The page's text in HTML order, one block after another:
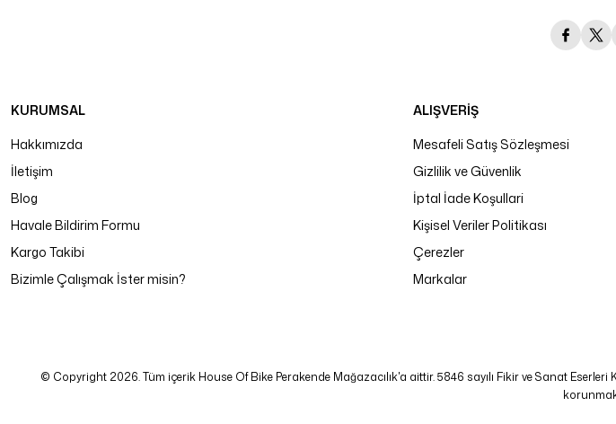
KURUMSAL
Hakkımızda
İletişim
Blog
Havale Bildirim Formu
Kargo Takibi
Bizimle Çalışmak İster misin?
ALIŞVERİŞ
Mesafeli Satış Sözleşmesi
Gizlilik ve Güvenlik
İptal İade Koşullari
Kişisel Veriler Politikası
Çerezler
Markalar
© Copyright 2026. Tüm içerik House Of Bike Perakende Mağazacılık'a aittir. 5846 sayılı Fikir ve Sanat